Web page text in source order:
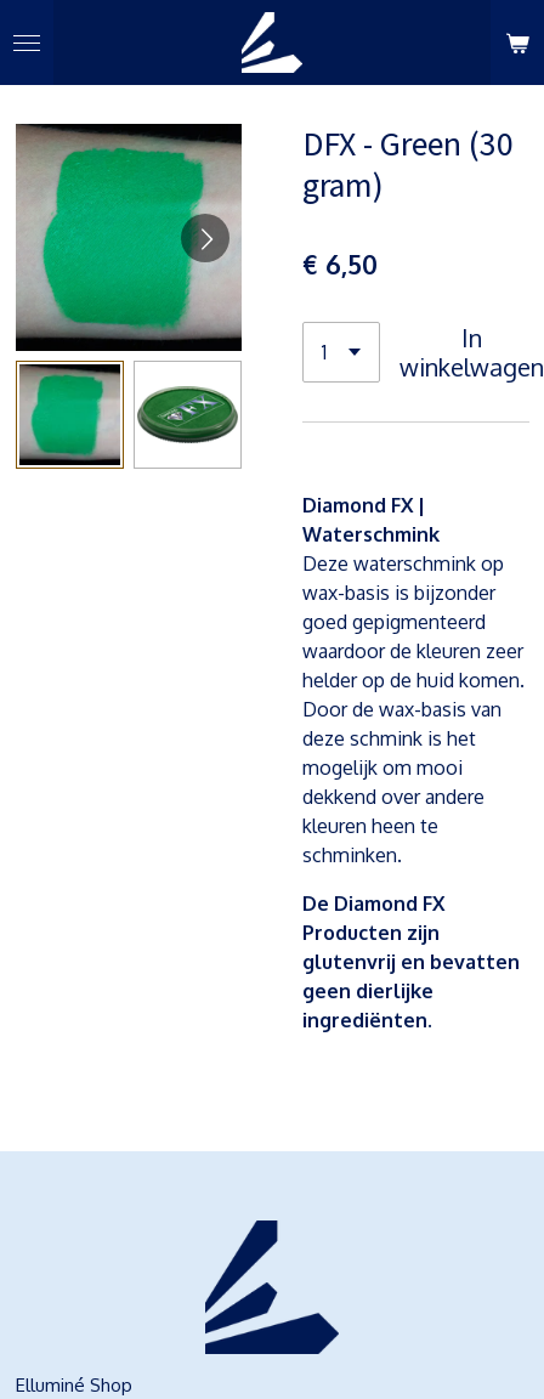
direct
naar
hoofdinhoud
DFX - Green (30
gram)
€ 6,50
In
winkelwagen
Diamond FX |
Waterschmink
Deze waterschmink op
wax-basis is bijzonder
goed gepigmenteerd
waardoor de kleuren zeer
helder op de huid komen.
Door de wax-basis van
deze schmink is het
mogelijk om mooi
dekkend over andere
kleuren heen te
schminken.
De Diamond FX
Producten zijn
glutenvrij en bevatten
geen dierlijke
ingrediënten.
Elluminé Shop